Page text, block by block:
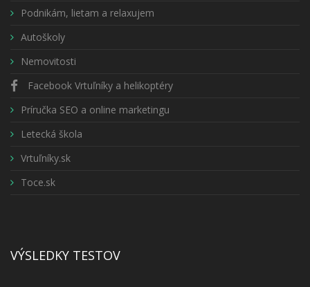
Podnikám, lietam a relaxujem
Autoškoly
Nemovitosti
Facebook Vrtuľníky a helikoptéry
Príručka SEO a online marketingu
Letecká škola
Vrtuľníky.sk
Toce.sk
VÝSLEDKY TESTOV